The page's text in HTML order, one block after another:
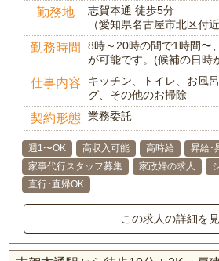
勤務地
志賀本通 徒歩5分
（愛知県名古屋市北区付近
勤務時間
8時～20時の間で1時間〜
が可能です。(候補の日時
仕事内容
キッチン、トイレ、お風
グ、その他のお掃除
契約形態 業務委託
週1〜OK 高収入可能 高時給 昇給･
家事代行スタッフ募集
家政婦の求人
直行･直帰OK
この求人の詳細を